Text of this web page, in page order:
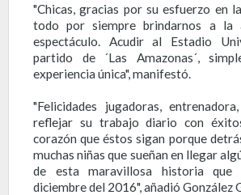
"Chicas, gracias por su esfuerzo en
todo por siempre brindarnos a la
espectáculo. Acudir al Estadio
partido de ´Las Amazonas´,
experiencia única", manifestó.
"Felicidades jugadoras,
reflejar su trabajo diario con
corazón que éstos sigan porque
muchas niñas que sueñan en llegar
de esta maravillosa historia que
diciembre del 2016", añadió González